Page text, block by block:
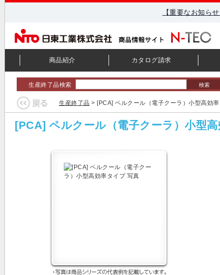
【重要なお知ら
商品紹介 カタログ請求
生産終了品検索 検索
生産終了品 > [PCA] ペルクール（電子クーラ）小型高効
[PCA] ペルクール（電子クーラ）小型